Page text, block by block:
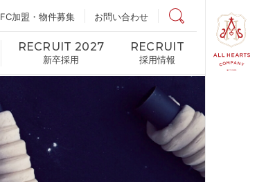
FC加盟・物件募集 お問い合わせ
店舗検索
RECRUIT 2027
新卒採用
RECRUIT
採用情報